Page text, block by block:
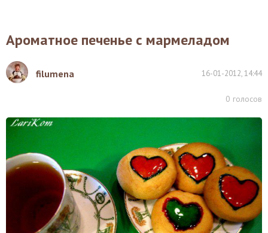
Ароматное печенье с мармеладом
filumena 16-01-2012, 14:44
0 голосов